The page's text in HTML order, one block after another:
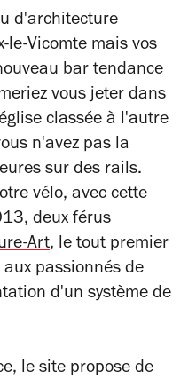
d'architecture
le-Vicomte mais vos
bar tendance
vous jeter dans
classée à l'autre
n'avez pas la
sur des rails.
vélo, avec cette
deux férus
Art, le tout premier
passionnés de
d'un système de
le site propose de